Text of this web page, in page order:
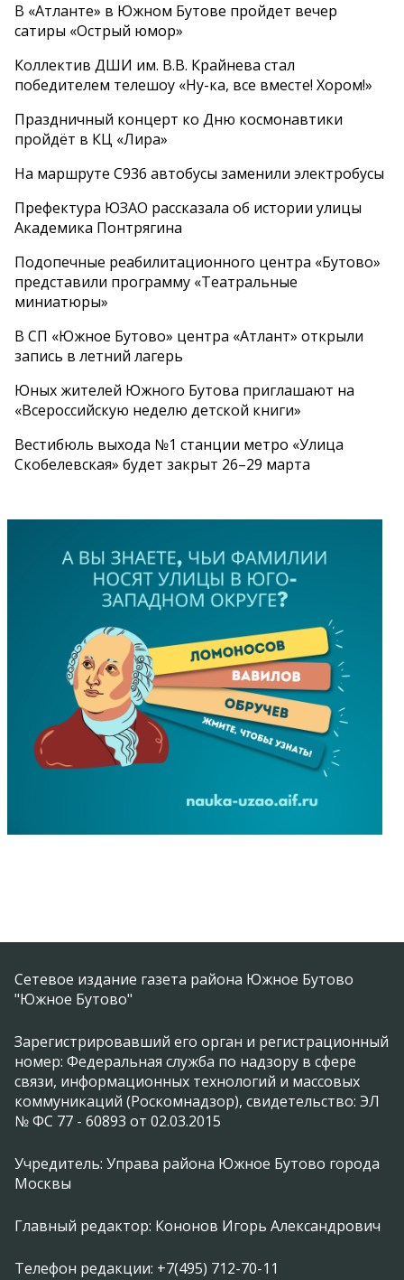
В «Атланте» в Южном Бутове пройдет вечер
сатиры «Острый юмор»
Коллектив ДШИ им. В.В. Крайнева стал
победителем телешоу «Ну-ка, все вместе! Хором!»
Праздничный концерт ко Дню космонавтики
пройдёт в КЦ «Лира»
На маршруте С936 автобусы заменили электробусы
Префектура ЮЗАО рассказала об истории улицы
Академика Понтрягина
Подопечные реабилитационного центра «Бутово»
представили программу «Театральные
миниатюры»
В СП «Южное Бутово» центра «Атлант» открыли
запись в летний лагерь
Юных жителей Южного Бутова приглашают на
«Всероссийскую неделю детской книги»
Вестибюль выхода №1 станции метро «Улица
Скобелевская» будет закрыт 26–29 марта
Сетевое издание газета района Южное Бутово
"Южное Бутово"
Зарегистрировавший его орган и регистрационный
номер: Федеральная служба по надзору в сфере
связи, информационных технологий и массовых
коммуникаций (Роскомнадзор), свидетельство: ЭЛ
№ ФС 77 - 60893 от 02.03.2015
Учредитель: Управа района Южное Бутово города
Москвы
Главный редактор: Кононов Игорь Александрович
Телефон редакции: +7(495) 712-70-11